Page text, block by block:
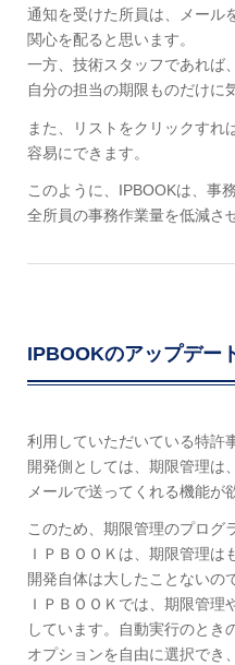
通知を受けた所員は、メール
関心を配ると思います。
一方、技術スタッフであれば
自分の担当の期限ものだけに
また、リストをクリックすれ
容易にできます。
このように、IPBOOKは、事
全所員の事務作業量を低減さ
IPBOOKのアップデー
利用していただいている特許
開発側としては、期限管理は
メールで送ってくれる機能
このため、期限管理のプログ
ＩＰＢＯＯＫは、期限管理
開発自体は大したことないの
ＩＰＢＯＯＫでは、期限管
しています。自動実行のとき
オプションを自由に選択でき